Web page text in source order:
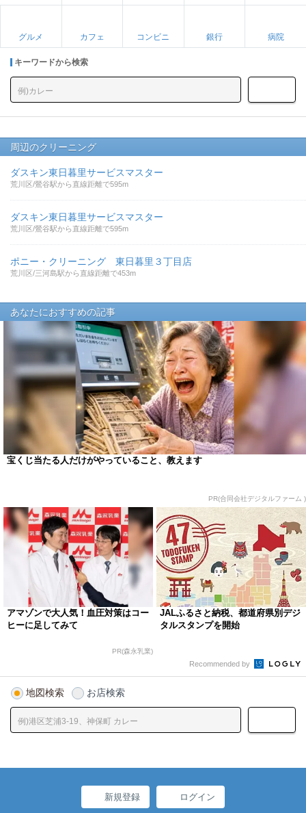
グルメ カフェ コンビニ 銀行 病院
キーワードから検索
周辺のクリーニング
ダスキン東日暮里サービスマスター
荒川区/鶯谷駅から直線距離で595m
ダスキン東日暮里サービスマスター
荒川区/鶯谷駅から直線距離で595m
ポニー・クリーニング 東日暮里３丁目店
荒川区/三河島駅から直線距離で453m
あなたにおすすめの記事
宝くじ当たる人だけがやっていること、教えます
PR(合同会社デジタルファーム )
アマゾンで大人気！血圧対策はコー
ヒーに足してみて
PR(森永乳業)
JALふるさと納税、都道府県別デジ
タルスタンプを開始
Recommended by
地図検索 お店検索
新規登録 ログイン